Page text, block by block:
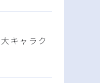
キャラク